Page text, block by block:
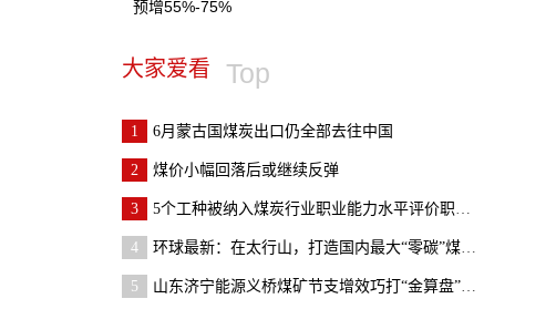
预增55%-75%
大家爱看 Top
1 6月蒙古国煤炭出口仍全部去往中国
2 煤价小幅回落后或继续反弹
3 5个工种被纳入煤炭行业职业能力水平评价职业范围
4 环球最新：在太行山，打造国内最大“零碳”煤层气示
5 山东济宁能源义桥煤矿节支增效巧打“金算盘”-全球